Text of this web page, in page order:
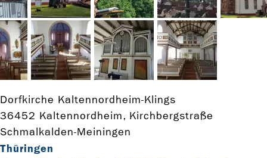
Dorfkirche Kaltennordheim-Klings
36452 Kaltennordheim, Kirchbergstraße
Schmalkalden-Meiningen
Thüringen